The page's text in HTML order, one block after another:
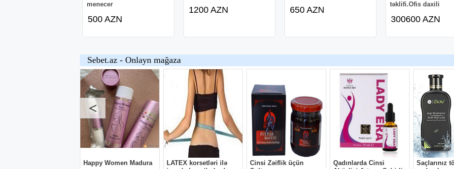
menecer
500 AZN
1200 AZN 650 AZN
təklifi.Ofis daxili
300600 AZN